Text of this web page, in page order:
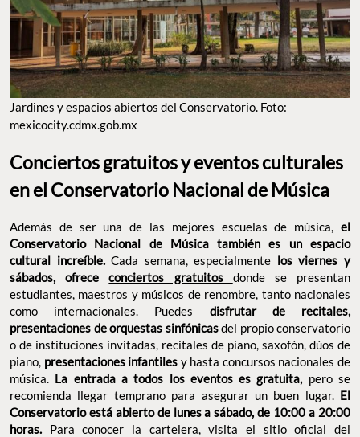
Jardines y espacios abiertos del Conservatorio. Foto:
mexicocity.cdmx.gob.mx
Conciertos gratuitos y eventos culturales
en el Conservatorio Nacional de Música
Además de ser una de las mejores escuelas de música, el
Conservatorio Nacional de Música también es un espacio
cultural increíble.Cada semana, especialmente los viernes y
sábados, ofrececonciertos gratuitos
donde se presentan
estudiantes, maestros y músicos de renombre, tanto nacionales
como internacionales. Puedes disfrutar de recitales,
presentaciones de orquestas sinfónicasdel propio conservatorio
o de instituciones invitadas, recitales de piano, saxofón, dúos de
piano, presentaciones infantiles y hasta concursos nacionales de
música. La entrada a todos los eventos es gratuita, pero se
recomienda llegar temprano para asegurar un buen lugar. El
Conservatorio está abierto de lunes a sábado, de 10:00 a 20:00
horas. Para conocer la cartelera, visita el sitio oficial del